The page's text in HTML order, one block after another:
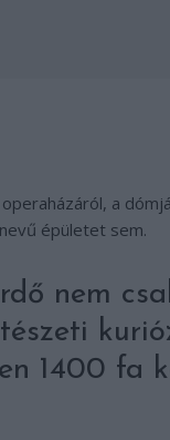
a
épületet sem.
nem
1400 fa